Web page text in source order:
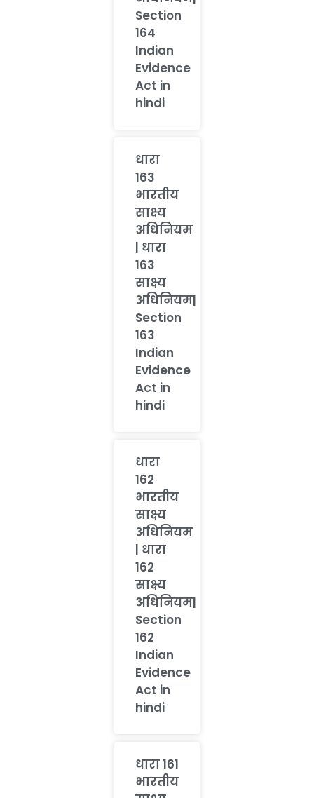
Section
164
Indian
Evidence
Act in
hindi
धारा
163
भारतीय
साक्ष्य
अधिनियम
| धारा
163
साक्ष्य
अधिनियम|
Section
163
Indian
Evidence
Act in
hindi
धारा
162
भारतीय
साक्ष्य
अधिनियम
| धारा
162
साक्ष्य
अधिनियम|
Section
162
Indian
Evidence
Act in
hindi
धारा 161
भारतीय